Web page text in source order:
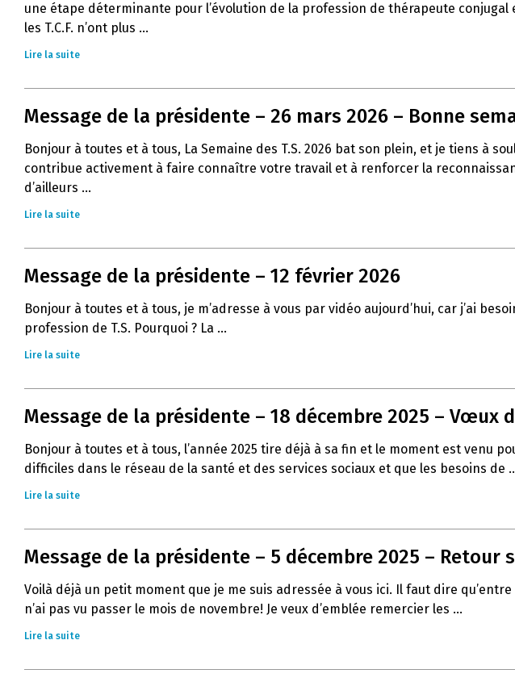
une étape déterminante pour l’évolution de la profession de thérapeute
les T.C.F. n’ont plus ...
Lire la suite
Message de la présidente – 26 mars 2026 – Bonne
Bonjour à toutes et à tous, La Semaine des T.S. 2026 bat son plein, et je tiens à
contribue activement à faire connaître votre travail et à renforcer la
d’ailleurs ...
Lire la suite
Message de la présidente – 12 février 2026
Bonjour à toutes et à tous, je m’adresse à vous par vidéo aujourd’hui, car j’ai
profession de T.S. Pourquoi ? La ...
Lire la suite
Message de la présidente – 18 décembre 2025 – Vœux
Bonjour à toutes et à tous, l’année 2025 tire déjà à sa fin et le moment est
difficiles dans le réseau de la santé et des services sociaux et que les besoins de
Lire la suite
Message de la présidente – 5 décembre 2025 –
Voilà déjà un petit moment que je me suis adressée à vous ici. Il faut dire
n’ai pas vu passer le mois de novembre! Je veux d’emblée remercier les ...
Lire la suite